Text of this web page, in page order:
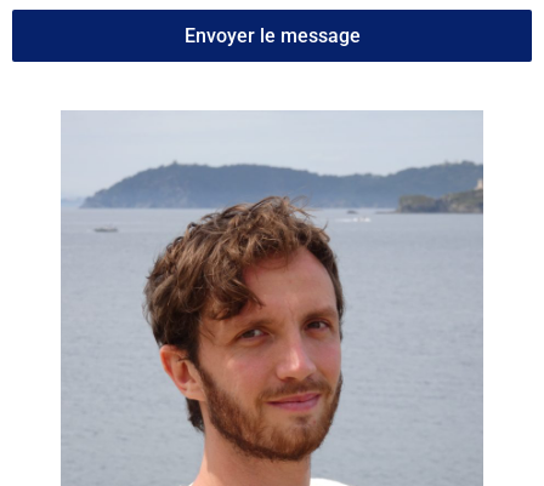
Envoyer le message